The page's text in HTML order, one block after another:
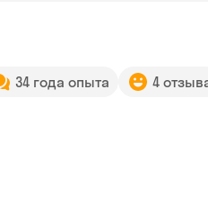
34 года опыта 4